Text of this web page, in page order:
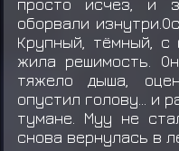
просто исчез, и
оборвали
Крупный, тёмный, с
жила решимость.
тяжело дыша,
опустил голову… и
тумане. Муу не
снова вернулась в